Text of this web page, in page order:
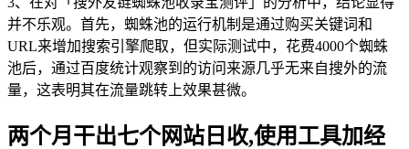
并不乐观。首先，蜘蛛池的运行机制是通过购买关键词和
URL来增加搜索引擎爬取，但实际测试中，花费4000个蜘蛛
池后，通过百度统计观察到的访问来源几乎无来自搜外的流
量，这表明其在流量跳转上效果甚微。
两个月干出七个网站日收,使用工具加经